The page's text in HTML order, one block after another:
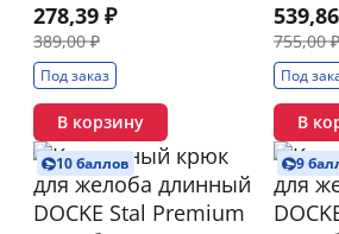
278,39 ₽
389,00 ₽
Под заказ
В корзину
755,00 ₽
Под
В
10 баллов 9